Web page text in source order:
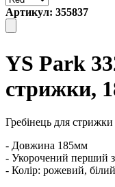
Артикул: 355837
YS Park
стрижки,
Гребінець для стрижки
- Довжина 185мм
- Укорочений перший
- Колір: рожевий,